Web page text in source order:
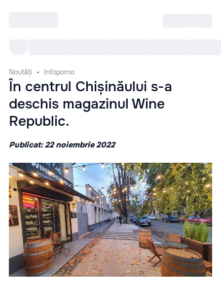
Noutăți Infoporno
În centrul Chișinăului s-a
deschis magazinul Wine
Republic.
Publicat: 22 noiembrie 2022